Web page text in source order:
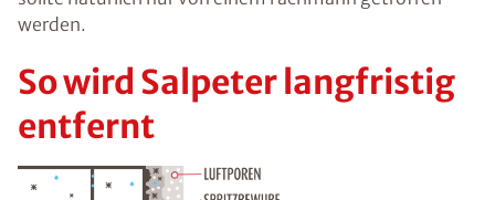
werden.
So wird Salpeter langfristig
entfernt